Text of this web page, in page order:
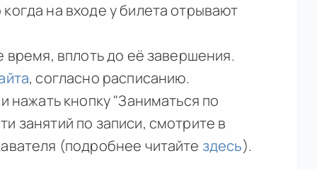
на входе у билета отрывают
время, вплоть до её завершения.
, согласно расписанию.
нажать кнопку "Заниматься по
занятий по записи, смотрите в
(подробнее читайте здесь).